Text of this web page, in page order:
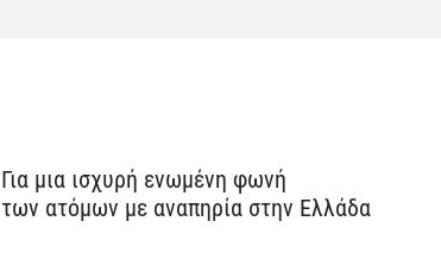
Για μια ισχυρή ενωμένη φωνή
των ατόμων με αναπηρία στην Ελλάδα